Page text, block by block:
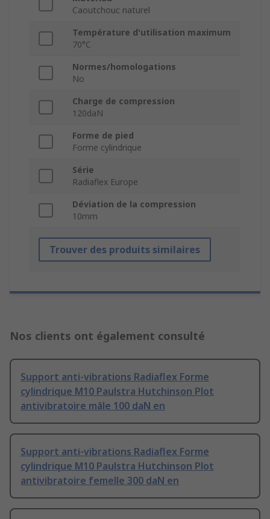
Caoutchouc naturel
Température d'utilisation maximum
70°C
Normes/homologations
No
Charge de compression
120daN
Forme de pied
Forme cylindrique
Série
Radiaflex Europe
Déviation de la compression
10mm
Trouver des produits similaires
Nos clients ont également consulté
Support anti-vibrations Radiaflex Forme
cylindrique M10 Paulstra Hutchinson Plot
antivibratoire mâle 100 daN en
Support anti-vibrations Radiaflex Forme
cylindrique M10 Paulstra Hutchinson Plot
antivibratoire femelle 300 daN en